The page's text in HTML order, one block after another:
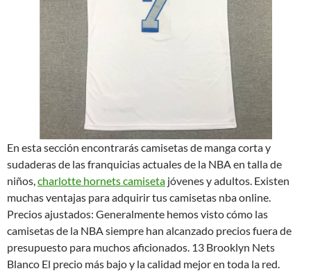
En esta sección encontrarás camisetas de manga corta y
sudaderas de las franquicias actuales de la NBA en talla de
niños,charlotte hornets camiseta jóvenes y adultos. Existen
muchas ventajas para adquirir tus camisetas nba online.
Precios ajustados: Generalmente hemos visto cómo las
camisetas de la NBA siempre han alcanzado precios fuera de
presupuesto para muchos aficionados. 13 Brooklyn Nets
Blanco El precio más bajo y la calidad mejor en toda la red.